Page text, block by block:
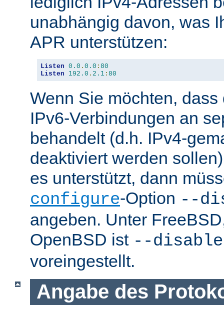
unabhängig davon, was
APR unterstützen:
Listen 0.0 . 0.0 : 80
Listen
192.0 . 2.1 : 80
Wenn Sie möchten,
IPv6-Verbindungen an
behandelt (d.h. IPv4-
deaktiviert werden
es unterstützt, dann
configure-Option --
angeben. Unter
OpenBSD ist --
voreingestellt.
Angabe des